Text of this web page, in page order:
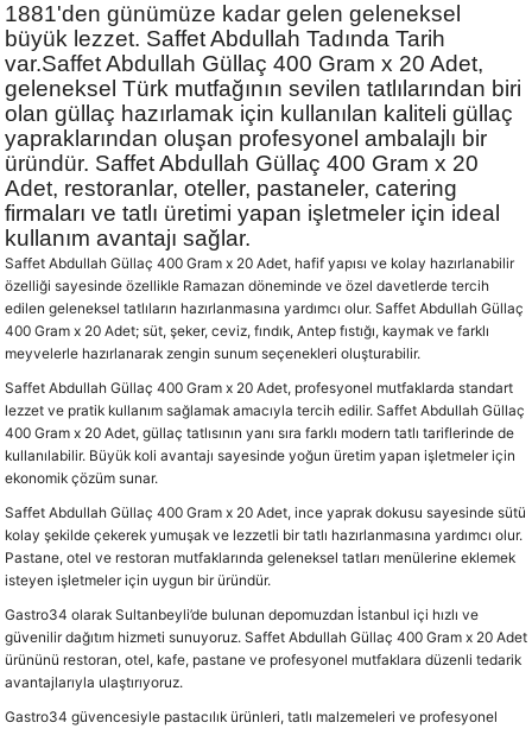
1881'den günümüze kadar gelen geleneksel
büyük lezzet. Saffet Abdullah Tadında Tarih
var.Saffet Abdullah Güllaç 400 Gram x 20 Adet,
geleneksel Türk mutfağının sevilen tatlılarından biri
olan güllaç hazırlamak için kullanılan kaliteli güllaç
yapraklarından oluşan profesyonel ambalajlı bir
üründür. Saffet Abdullah Güllaç 400 Gram x 20
Adet, restoranlar, oteller, pastaneler, catering
firmaları ve tatlı üretimi yapan işletmeler için ideal
kullanım avantajı sağlar.
Saffet Abdullah Güllaç 400 Gram x 20 Adet, hafif yapısı ve kolay hazırlanabilir
özelliği sayesinde özellikle Ramazan döneminde ve özel davetlerde tercih
edilen geleneksel tatlıların hazırlanmasına yardımcı olur. Saffet Abdullah Güllaç
400 Gram x 20 Adet; süt, şeker, ceviz, fındık, Antep fıstığı, kaymak ve farklı
meyvelerle hazırlanarak zengin sunum seçenekleri oluşturabilir.
Saffet Abdullah Güllaç 400 Gram x 20 Adet, profesyonel mutfaklarda standart
lezzet ve pratik kullanım sağlamak amacıyla tercih edilir. Saffet Abdullah Güllaç
400 Gram x 20 Adet, güllaç tatlısının yanı sıra farklı modern tatlı tariflerinde de
kullanılabilir. Büyük koli avantajı sayesinde yoğun üretim yapan işletmeler için
ekonomik çözüm sunar.
Saffet Abdullah Güllaç 400 Gram x 20 Adet, ince yaprak dokusu sayesinde sütü
kolay şekilde çekerek yumuşak ve lezzetli bir tatlı hazırlanmasına yardımcı olur.
Pastane, otel ve restoran mutfaklarında geleneksel tatları menülerine eklemek
isteyen işletmeler için uygun bir üründür.
Gastro34 olarak Sultanbeyli’de bulunan depomuzdan İstanbul içi hızlı ve
güvenilir dağıtım hizmeti sunuyoruz. Saffet Abdullah Güllaç 400 Gram x 20 Adet
ürününü restoran, otel, kafe, pastane ve profesyonel mutfaklara düzenli tedarik
avantajlarıyla ulaştırıyoruz.
Gastro34 güvencesiyle pastacılık ürünleri, tatlı malzemeleri ve profesyonel